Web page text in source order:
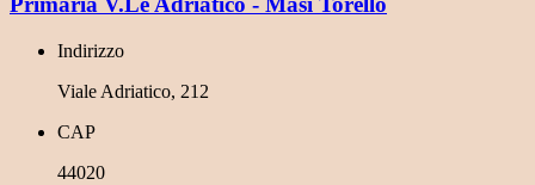
Indirizzo
Viale Adriatico, 212
CAP
44020